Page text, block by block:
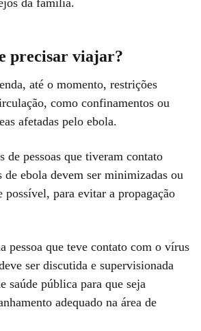
precisar viajar?
até o momento, restrições
como confinamentos ou
afetadas pelo ebola.
de pessoas que tiveram contato
de ebola devem ser minimizadas ou
possível, para evitar a propagação
pessoa que teve contato com o vírus
ser discutida e supervisionada
saúde pública para que seja
adequado na área de